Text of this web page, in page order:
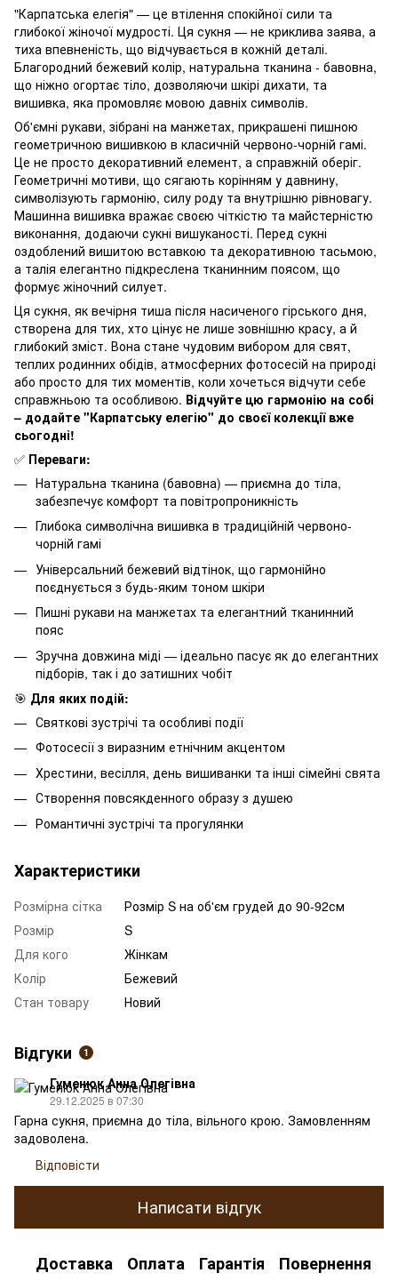
"Карпатська елегія" — це втілення спокійної сили та
глибокої жіночої мудрості. Ця сукня — не криклива заява, а
тиха впевненість, що відчувається в кожній деталі.
Благородний бежевий колір, натуральна тканина - бавовна,
що ніжно огортає тіло, дозволяючи шкірі дихати, та
вишивка, яка промовляє мовою давніх символів.
Об'ємні рукави, зібрані на манжетах, прикрашені пишною
геометричною вишивкою в класичній червоно-чорній гамі.
Це не просто декоративний елемент, а справжній оберіг.
Геометричні мотиви, що сягають корінням у давнину,
символізують гармонію, силу роду та внутрішню рівновагу.
Машинна вишивка вражає своєю чіткістю та майстерністю
виконання, додаючи сукні вишуканості. Перед сукні
оздоблений вишитою вставкою та декоративною тасьмою,
а талія елегантно підкреслена тканинним поясом, що
формує жіночний силует.
Ця сукня, як вечірня тиша після насиченого гірського дня,
створена для тих, хто цінує не лише зовнішню красу, а й
глибокий зміст. Вона стане чудовим вибором для свят,
теплих родинних обідів, атмосферних фотосесій на природі
або просто для тих моментів, коли хочеться відчути себе
справжньою та особливою. Відчуйте цю гармонію на собі
– додайте "Карпатську елегію" до своєї колекції вже
сьогодні!
✅ Переваги:
Натуральна тканина (бавовна) — приємна до тіла,
забезпечує комфорт та повітропроникність
Глибока символічна вишивка в традиційній червоно-
чорній гамі
Універсальний бежевий відтінок, що гармонійно
поєднується з будь-яким тоном шкіри
Пишні рукави на манжетах та елегантний тканинний
пояс
Зручна довжина міді — ідеально пасує як до елегантних
підборів, так і до затишних чобіт
🎯 Для яких подій:
Святкові зустрічі та особливі події
Фотосесії з виразним етнічним акцентом
Хрестини, весілля, день вишиванки та інші сімейні свята
Створення повсякденного образу з душею
Романтичні зустрічі та прогулянки
Характеристики
Розмірна сітка
Розмір S на об'єм грудей до 90-92см
Розмір
S
Для кого
Жінкам
Колір
Бежевий
Стан товару
Новий
Відгуки 1
Гуменюк Анна Олегівна
29.12.2025 в 07:30
Гарна сукня, приємна до тіла, вільного крою. Замовленням
задоволена.
Відповісти
Написати відгук
Доставка Оплата Гарантія Повернення